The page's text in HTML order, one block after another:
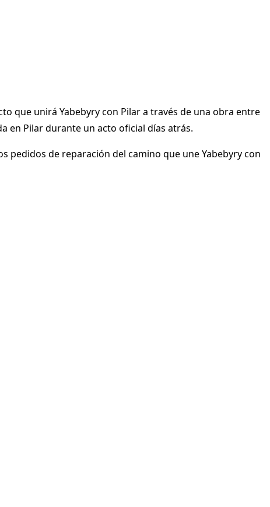
que unirá Yabebyry con Pilar a través de una obra entre
en Pilar durante un acto oficial días atrás.
pedidos de reparación del camino que une Yabebyry con